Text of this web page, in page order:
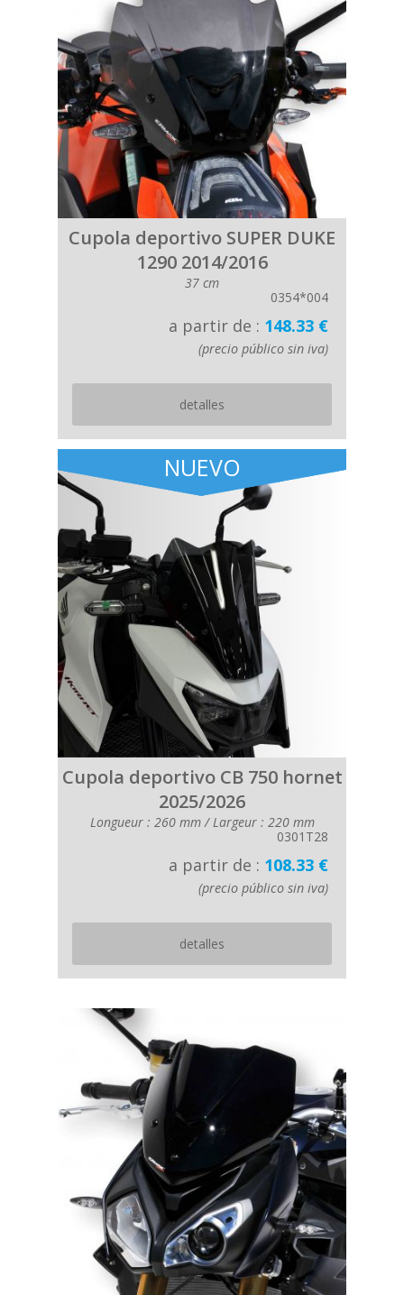
Cupola deportivo SUPER DUKE
1290 2014/2016
37 cm
0354*004
a partir de : 148.33 €
(precio público sin iva)
detalles
NUEVO
Cupola deportivo CB 750 hornet
2025/2026
Longueur : 260 mm / Largeur : 220 mm
0301T28
a partir de : 108.33 €
(precio público sin iva)
detalles